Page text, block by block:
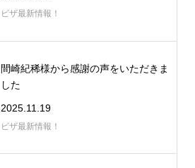
ビザ最新情報！
間崎紀稀様から感謝の声をいただきま
した
2025.11.19
ビザ最新情報！